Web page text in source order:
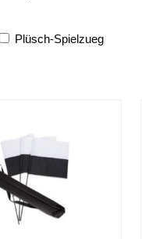
Plüsch-Spielzueg